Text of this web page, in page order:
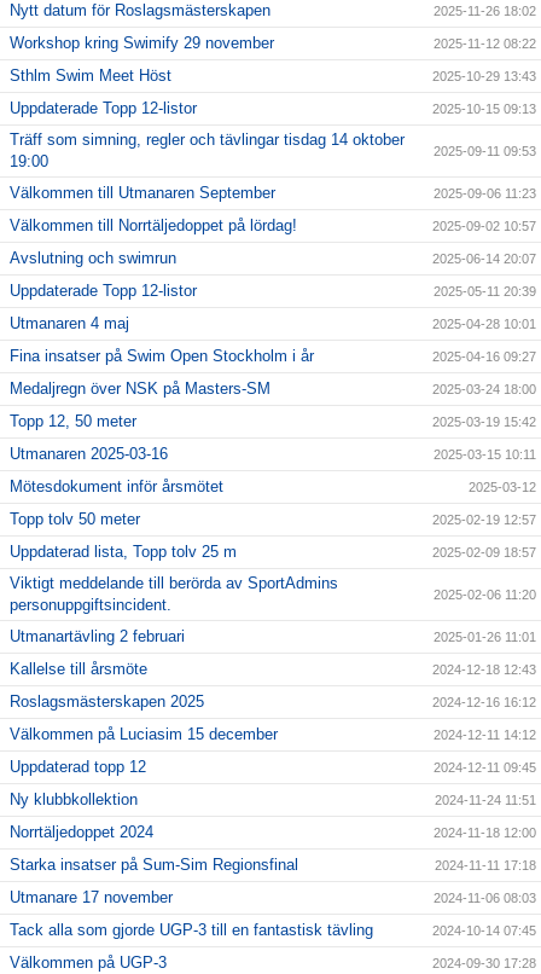
Nytt datum för Roslagsmästerskapen 2025-11-26 18:02
Workshop kring Swimify 29 november 2025-11-12 08:22
Sthlm Swim Meet Höst 2025-10-29 13:43
Uppdaterade Topp 12-listor 2025-10-15 09:13
Träff som simning, regler och tävlingar tisdag 14 oktober
19:00
2025-09-11 09:53
Välkommen till Utmanaren September 2025-09-06 11:23
Välkommen till Norrtäljedoppet på lördag! 2025-09-02 10:57
Avslutning och swimrun 2025-06-14 20:07
Uppdaterade Topp 12-listor 2025-05-11 20:39
Utmanaren 4 maj 2025-04-28 10:01
Fina insatser på Swim Open Stockholm i år 2025-04-16 09:27
Medaljregn över NSK på Masters-SM 2025-03-24 18:00
Topp 12, 50 meter 2025-03-19 15:42
Utmanaren 2025-03-16 2025-03-15 10:11
Mötesdokument inför årsmötet 2025-03-12
Topp tolv 50 meter 2025-02-19 12:57
Uppdaterad lista, Topp tolv 25 m 2025-02-09 18:57
Viktigt meddelande till berörda av SportAdmins
personuppgiftsincident.
2025-02-06 11:20
Utmanartävling 2 februari 2025-01-26 11:01
Kallelse till årsmöte 2024-12-18 12:43
Roslagsmästerskapen 2025 2024-12-16 16:12
Välkommen på Luciasim 15 december 2024-12-11 14:12
Uppdaterad topp 12 2024-12-11 09:45
Ny klubbkollektion 2024-11-24 11:51
Norrtäljedoppet 2024 2024-11-18 12:00
Starka insatser på Sum-Sim Regionsfinal 2024-11-11 17:18
Utmanare 17 november 2024-11-06 08:03
Tack alla som gjorde UGP-3 till en fantastisk tävling 2024-10-14 07:45
Välkommen på UGP-3 2024-09-30 17:28